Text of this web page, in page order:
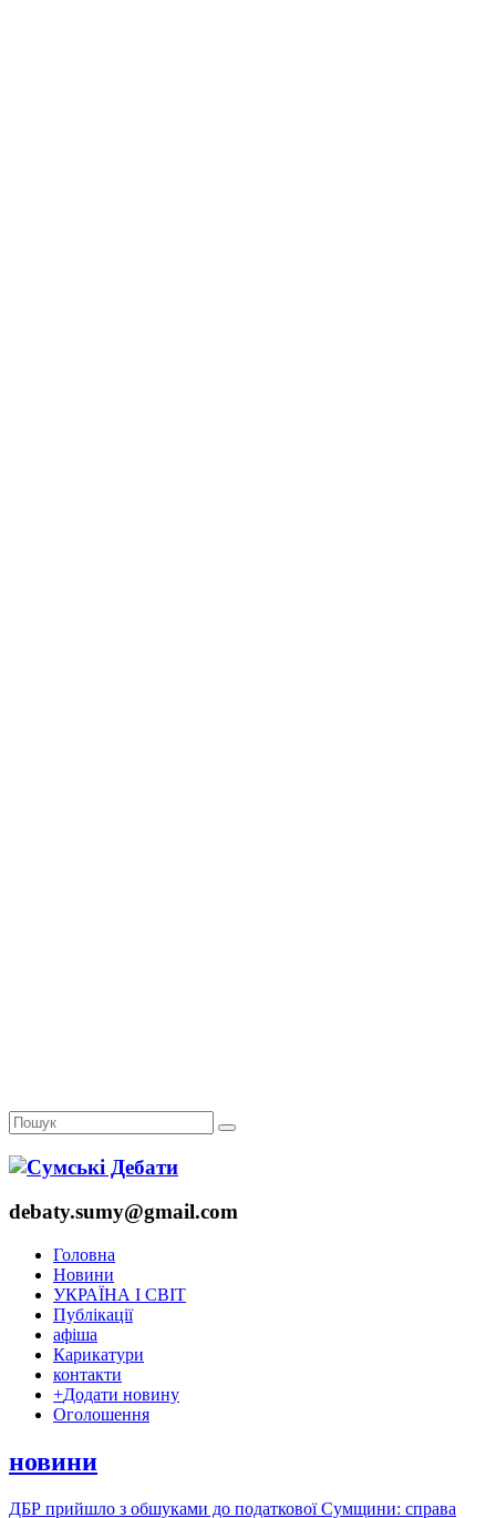
debaty.sumy@gmail.com
Головна
Новини
УКРАЇНА І СВІТ
Публікації
афіша
Карикатури
контакти
+Додати новину
Оголошення
новини
ДБР прийшло з обшуками до податкової Сумщини: справа